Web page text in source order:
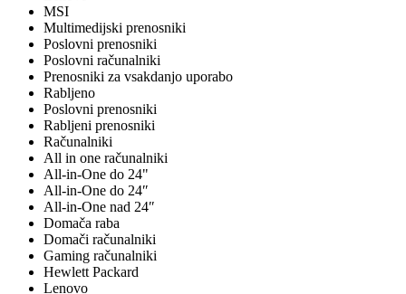
MSI
Multimedijski prenosniki
Poslovni prenosniki
Poslovni računalniki
Prenosniki za vsakdanjo uporabo
Rabljeno
Poslovni prenosniki
Rabljeni prenosniki
Računalniki
All in one računalniki
All-in-One do 24"
All-in-One do 24″
All-in-One nad 24″
Domača raba
Domači računalniki
Gaming računalniki
Hewlett Packard
Lenovo